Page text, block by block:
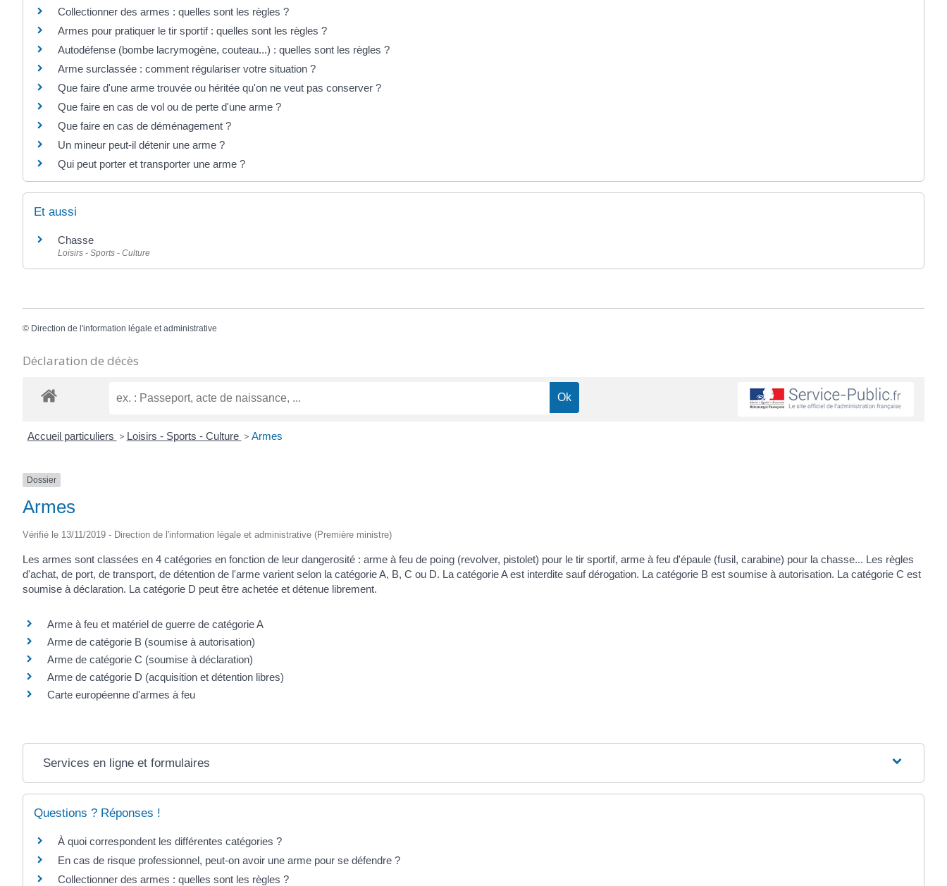
Collectionner des armes : quelles sont les règles ?
Armes pour pratiquer le tir sportif : quelles sont les règles ?
Autodéfense (bombe lacrymogène, couteau...) : quelles sont les règles ?
Arme surclassée : comment régulariser votre situation ?
Que faire d'une arme trouvée ou héritée qu'on ne veut pas conserver ?
Que faire en cas de vol ou de perte d'une arme ?
Que faire en cas de déménagement ?
Un mineur peut-il détenir une arme ?
Qui peut porter et transporter une arme ?
Et aussi
Chasse
Loisirs - Sports - Culture
© Direction de l'information légale et administrative
Déclaration de décès
Accueil particuliers > Loisirs - Sports - Culture > Armes
Dossier
Armes
Vérifié le 13/11/2019 - Direction de l'information légale et administrative (Première ministre)
Les armes sont classées en 4 catégories en fonction de leur dangerosité : arme à feu de poing (revolver, pistolet) pour le tir sportif, arme à feu d'épaule (fusil, carabine) pour la chasse... Les règles
d'achat, de port, de transport, de détention de l'arme varient selon la catégorie A, B, C ou D. La catégorie A est interdite sauf dérogation. La catégorie B est soumise à autorisation. La catégorie C est
soumise à déclaration. La catégorie D peut être achetée et détenue librement.
Arme à feu et matériel de guerre de catégorie A
Arme de catégorie B (soumise à autorisation)
Arme de catégorie C (soumise à déclaration)
Arme de catégorie D (acquisition et détention libres)
Carte européenne d'armes à feu
Services en ligne et formulaires
Questions ? Réponses !
À quoi correspondent les différentes catégories ?
En cas de risque professionnel, peut-on avoir une arme pour se défendre ?
Collectionner des armes : quelles sont les règles ?